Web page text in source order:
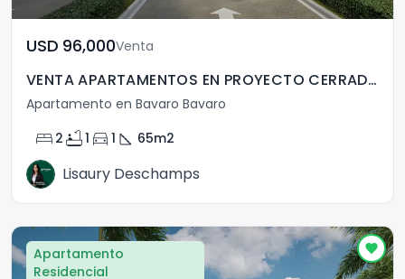
USD	96,000Venta
VENTA APARTAMENTOS EN PROYECTO CERRADO EN PUNTA CANA
Apartamento en Bavaro Bavaro
bed 2 bathtub1 directions_car 1 square_foot 65m2
Lisaury Deschamps
Apartamento
Residencial